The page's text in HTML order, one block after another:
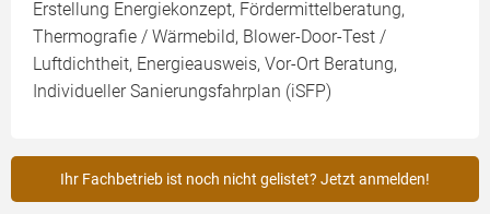
Erstellung Energiekonzept, Fördermittelberatung,
Thermografie / Wärmebild, Blower-Door-Test /
Luftdichtheit, Energieausweis, Vor-Ort Beratung,
Individueller Sanierungsfahrplan (iSFP)
Ihr Fachbetrieb ist noch nicht gelistet? Jetzt anmelden!